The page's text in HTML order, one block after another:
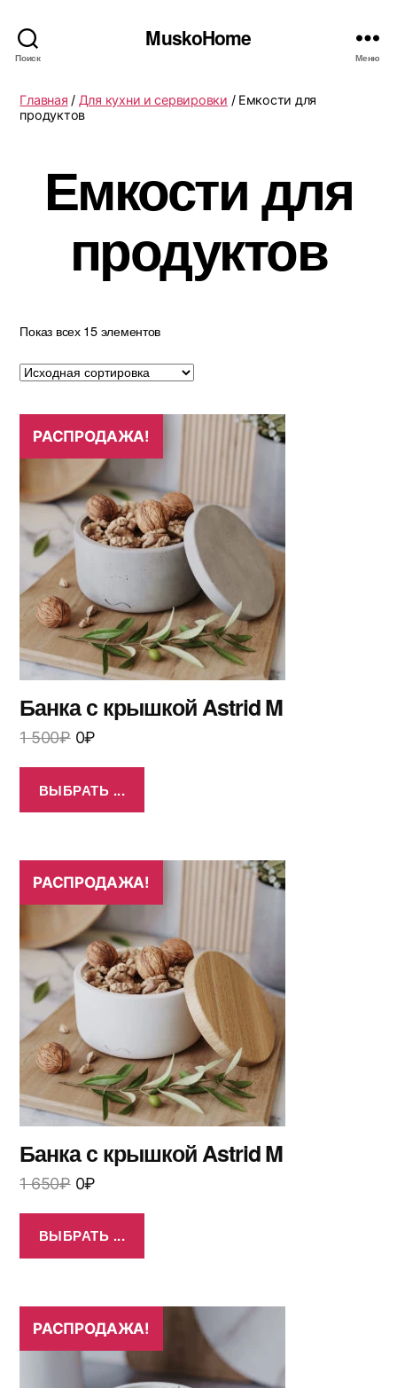
Поиск
MuskoHome
Меню
Главная / Для кухни и сервировки / Емкости для
продуктов
Емкости для
продуктов
Показ всех 15 элементов
РАСПРОДАЖА!
Банка с крышкой Astrid M
1 500₽ 0₽
ВЫБРАТЬ ...
РАСПРОДАЖА!
Банка с крышкой Astrid M
1 650₽ 0₽
ВЫБРАТЬ ...
РАСПРОДАЖА!